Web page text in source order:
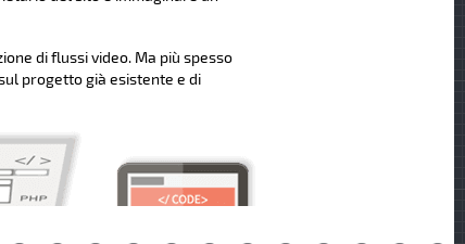
di flussi video. Ma più spesso
progetto già esistente e di